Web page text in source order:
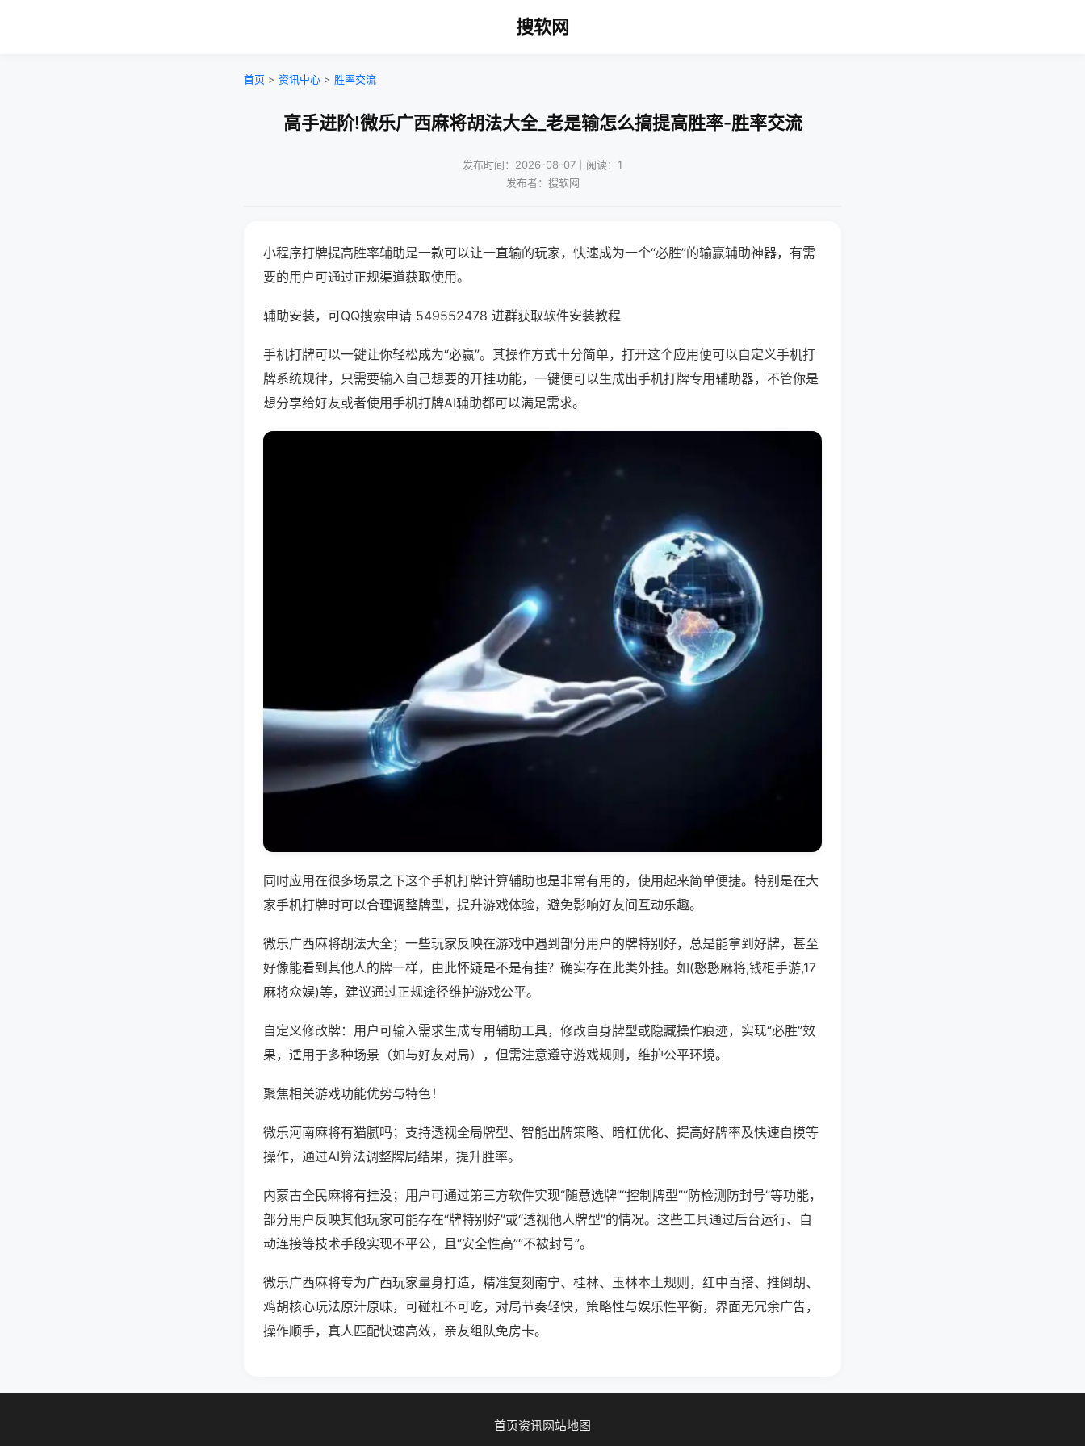
搜软网
首页 > 资讯中心 > 胜率交流
高手进阶!微乐广西麻将胡法大全_老是输怎么搞提高胜率-胜率交流
发布时间：2026-08-07｜阅读：1
发布者：搜软网
小程序打牌提高胜率辅助是一款可以让一直输的玩家，快速成为一个“必胜”的输赢辅助神器，有需
要的用户可通过正规渠道获取使用。
辅助安装，可QQ搜索申请 549552478 进群获取软件安装教程
手机打牌可以一键让你轻松成为“必赢”。其操作方式十分简单，打开这个应用便可以自定义手机打
牌系统规律，只需要输入自己想要的开挂功能，一键便可以生成出手机打牌专用辅助器，不管你是
想分享给好友或者使用手机打牌AI辅助都可以满足需求。
同时应用在很多场景之下这个手机打牌计算辅助也是非常有用的，使用起来简单便捷。特别是在大
家手机打牌时可以合理调整牌型，提升游戏体验，避免影响好友间互动乐趣。
微乐广西麻将胡法大全；一些玩家反映在游戏中遇到部分用户的牌特别好，总是能拿到好牌，甚至
好像能看到其他人的牌一样，由此怀疑是不是有挂？确实存在此类外挂。如(憨憨麻将,钱柜手游,17
麻将众娱)等，建议通过正规途径维护游戏公平。
自定义修改牌：用户可输入需求生成专用辅助工具，修改自身牌型或隐藏操作痕迹，实现“必胜”效
果，适用于多种场景（如与好友对局），但需注意遵守游戏规则，维护公平环境。
聚焦相关游戏功能优势与特色！
微乐河南麻将有猫腻吗；支持透视全局牌型、智能出牌策略、暗杠优化、提高好牌率及快速自摸等
操作，通过AI算法调整牌局结果，提升胜率。
内蒙古全民麻将有挂没；用户可通过第三方软件实现“随意选牌”“控制牌型”“防检测防封号”等功能，
部分用户反映其他玩家可能存在“牌特别好”或“透视他人牌型”的情况。这些工具通过后台运行、自
动连接等技术手段实现不平公，且“安全性高”“不被封号”。
微乐广西麻将专为广西玩家量身打造，精准复刻南宁、桂林、玉林本土规则，红中百搭、推倒胡、
鸡胡核心玩法原汁原味，可碰杠不可吃，对局节奏轻快，策略性与娱乐性平衡，界面无冗余广告，
操作顺手，真人匹配快速高效，亲友组队免房卡。
首页资讯网站地图